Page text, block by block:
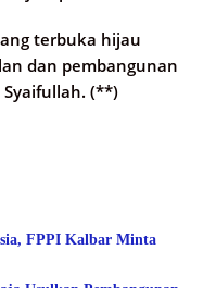
terbuka hijau
dan pembangunan
(**)
FPPI Kalbar Minta